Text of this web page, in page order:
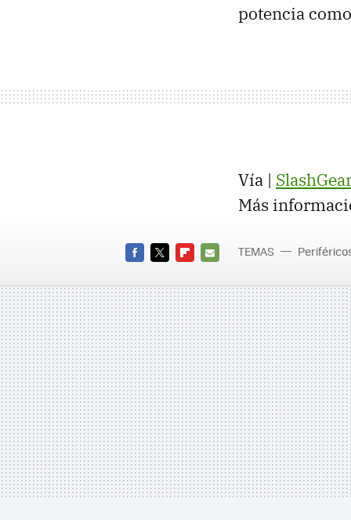
potencia
Vía | SlashGear
Más
MAIL
TEMAS